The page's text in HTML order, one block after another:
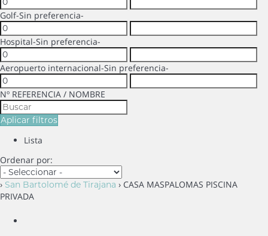
Golf-Sin preferencia-
Hospital-Sin preferencia-
Aeropuerto internacional-Sin preferencia-
Nº REFERENCIA / NOMBRE
Aplicar filtros
Lista
Ordenar por:
› San Bartolomé de Tirajana › CASA MASPALOMAS PISCINA
PRIVADA